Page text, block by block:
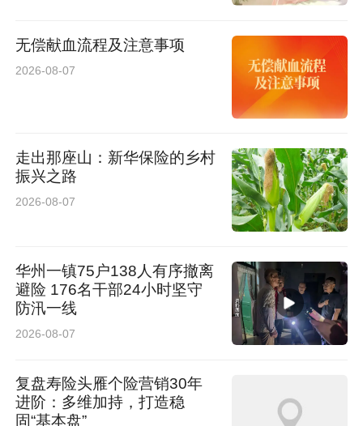
无偿献血流程及注意事项
2026-08-07
走出那座山：新华保险的乡村
振兴之路
2026-08-07
华州一镇75户138人有序撤离
避险 176名干部24小时坚守
防汛一线
2026-08-07
复盘寿险头雁个险营销30年
进阶：多维加持，打造稳
固“基本盘”